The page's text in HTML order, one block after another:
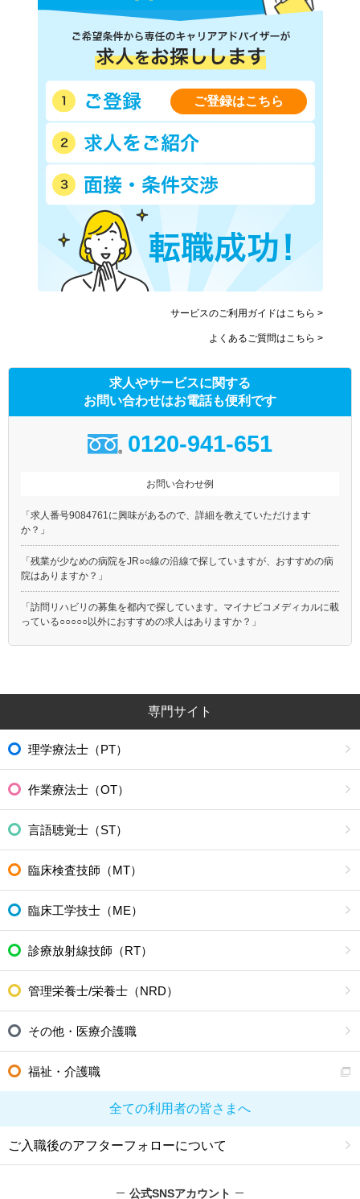
ご登録はこちら
サービスのご利用ガイドはこちら >
よくあるご質問はこちら >
求人やサービスに関する
お問い合わせはお電話も便利です
0120-941-651
お問い合わせ例
「求人番号9084761に興味があるので、詳細を教えていただけます
か？」
「残業が少なめの病院をJR○○線の沿線で探していますが、おすすめの病
院はありますか？」
「訪問リハビリの募集を都内で探しています。マイナビコメディカルに載
っている○○○○○以外におすすめの求人はありますか？」
専門サイト
理学療法士（PT）
作業療法士（OT）
言語聴覚士（ST）
臨床検査技師（MT）
臨床工学技士（ME）
診療放射線技師（RT）
管理栄養士/栄養士（NRD）
その他・医療介護職
福祉・介護職
全ての利用者の皆さまへ
ご入職後のアフターフォローについて
公式SNSアカウント